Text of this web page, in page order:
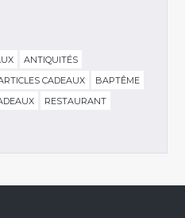
ANTIQUITÉS
CADEAUX
BAPTÊME
RESTAURANT